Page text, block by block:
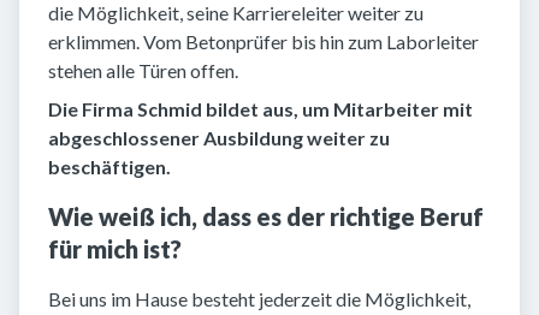
die Möglichkeit, seine Karriereleiter weiter zu
erklimmen. Vom Betonprüfer bis hin zum Laborleiter
stehen alle Türen offen.
Die Firma Schmid bildet aus, um Mitarbeiter mit
abgeschlossener Ausbildung weiter zu
beschäftigen.
Wie weiß ich, dass es der richtige Beruf
für mich ist?
Bei uns im Hause besteht jederzeit die Möglichkeit,